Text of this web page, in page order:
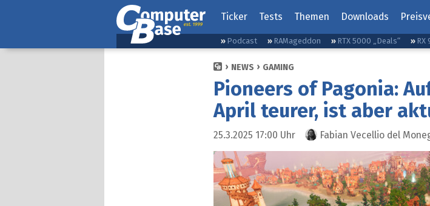
Ticker Tests Themen Downloads
Podcast RAMageddon RTX 5000 „Deals“ RX
NEWS GAMING
Pioneers of Pagonia:
April teurer, ist aber
25.3.2025 17:00 Uhr Fabian Vecellio del